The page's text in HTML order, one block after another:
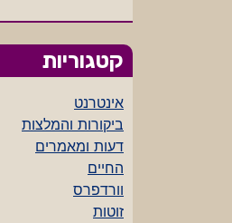
קטגוריות
אינטרנט
ביקורות והמלצות
דעות ומאמרים
החיים
וורדפרס
זוטות